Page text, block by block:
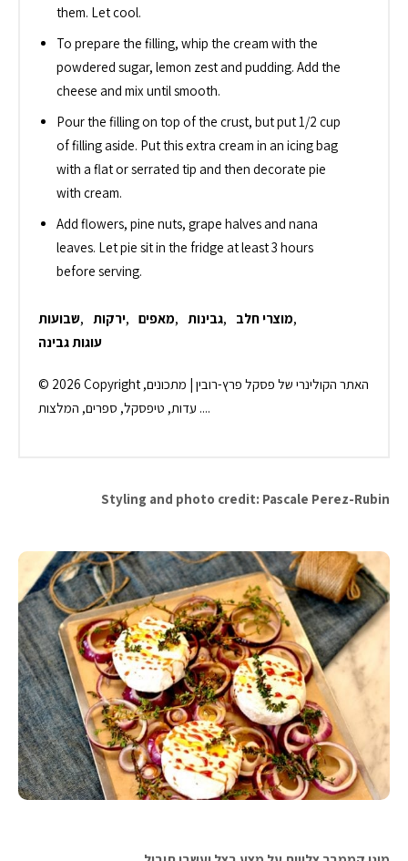
them. Let cool.
To prepare the filling, whip the cream with the
powdered sugar, lemon zest and pudding. Add the
cheese and mix until smooth.
Pour the filling on top of the crust, but put 1/2 cup
of filling aside. Put this extra cream in an icing bag
with a flat or serrated tip and then decorate pie
with cream.
Add flowers, pine nuts, grape halves and nana
leaves. Let pie sit in the fridge at least 3 hours
before serving.
שבועות, ירקות, מאפים, גבינות, מוצרי חלב,
עוגות גבינה
© 2026 Copyright האתר הקולינרי של פסקל פרץ-רובין | מתכונים,
עדות, טיפסקל, ספרים, המלצות ....
Styling and photo credit: Pascale Perez-Rubin